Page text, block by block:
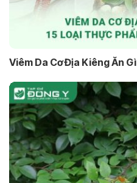
Viêm Da Cơ Địa Kiêng Ăn Gì